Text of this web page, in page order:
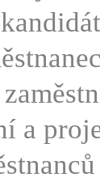
a